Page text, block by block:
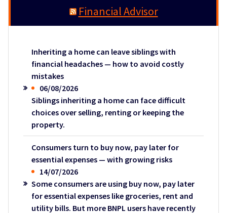
Financial Advisor
Inheriting a home can leave siblings with
financial headaches — how to avoid costly
mistakes
06/08/2026
Siblings inheriting a home can face difficult
choices over selling, renting or keeping the
property.
Consumers turn to buy now, pay later for
essential expenses — with growing risks
14/07/2026
Some consumers are using buy now, pay later
for essential expenses like groceries, rent and
utility bills. But more BNPL users have recently